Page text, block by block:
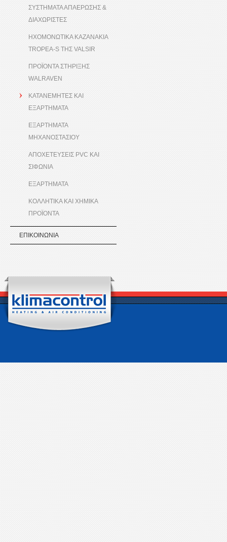
ΣΥΣΤΗΜΑΤΑ ΑΠΑΕΡΩΣΗΣ &
ΔΙΑΧΩΡΙΣΤΕΣ
ΗΧΟΜΟΝΩΤΙΚΑ ΚΑΖΑΝΑΚΙΑ
TROPEA-S ΤΗΣ VALSIR
ΠΡΟΪΟΝΤΑ ΣΤΗΡΙΞΗΣ
WALRAVEN
ΚΑΤΑΝΕΜΗΤΕΣ ΚΑΙ
ΕΞΑΡΤΗΜΑΤΑ
ΕΞΑΡΤΗΜΑΤΑ
ΜΗΧΑΝΟΣΤΑΣΙΟΥ
ΑΠΟΧΕΤΕΥΣΕΙΣ PVC ΚΑΙ
ΣΙΦΩΝΙΑ
ΕΞΑΡΤΗΜΑΤΑ
ΚΟΛΛΗΤΙΚΑ ΚΑΙ ΧΗΜΙΚΑ
ΠΡΟΪΟΝΤΑ
ΕΠΙΚΟΙΝΩΝΙΑ